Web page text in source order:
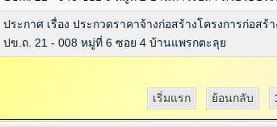
ประกาศ เรื่อง ประกวดราคาจ้างก่อสร้างโครงการก่อส
ปข.ถ. 21 - 008 หมู่ที่ 6 ซอย 4 บ้านแพรกตะลุย
เริ่มแรก ย้อนกลับ